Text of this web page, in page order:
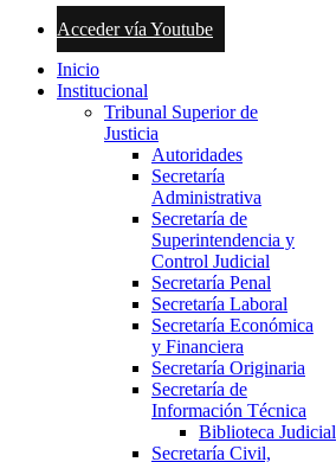
Acceder vía Youtube
Inicio
Institucional
Tribunal Superior de
Justicia
Autoridades
Secretaría
Administrativa
Secretaría de
Superintendencia y
Control Judicial
Secretaría Penal
Secretaría Laboral
Secretaría Económica
y Financiera
Secretaría Originaria
Secretaría de
Información Técnica
Biblioteca Judicial
Secretaría Civil,